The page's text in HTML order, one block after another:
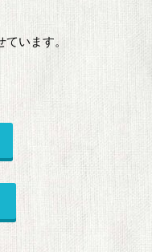
います。